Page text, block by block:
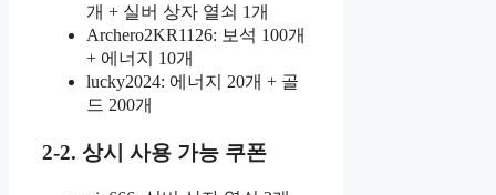
개 + 실버 상자 열쇠 1개
Archero2KR1126: 보석 100개
+ 에너지 10개
lucky2024: 에너지 20개 + 골
드 200개
2-2. 상시 사용 가능 쿠폰